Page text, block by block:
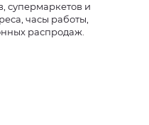
супермаркетов и
часы работы,
распродаж.